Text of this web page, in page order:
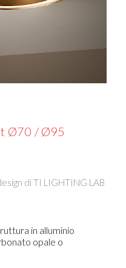
Ø70 / Ø95
diTI LIGHTING LAB
in alluminio
opale o